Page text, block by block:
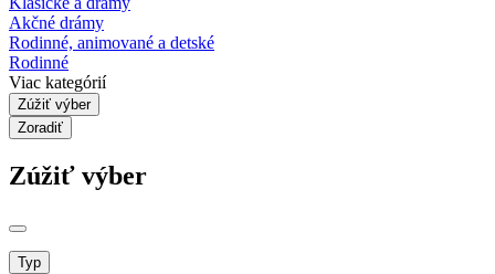
Akčné drámy
Rodinné, animované a detské
Rodinné
Viac kategórií
Zúžiť výber
Zoradiť
Zúžiť výber
Typ